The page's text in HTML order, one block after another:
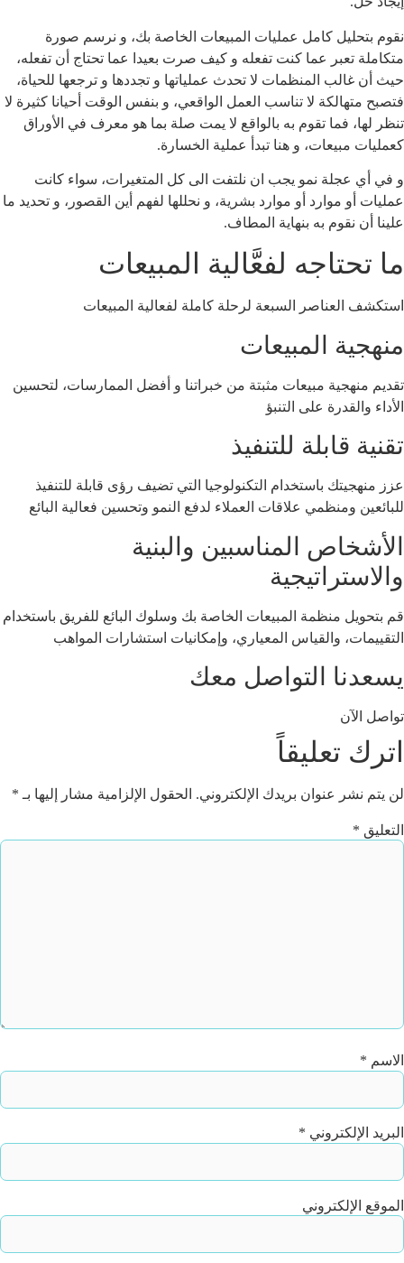
نقوم بتحليل كامل عمليات المبيعات الخاصة بك، و نرسم صورة
متكاملة تعبر عما كنت تفعله و كيف صرت بعيدا عما تحتاج أن تفعله،
حيث أن غالب المنظمات لا تحدث عملياتها و تجددها و ترجعها للحياة،
فتصبح متهالكة لا تناسب العمل الواقعي، و بنفس الوقت أحيانا كثيرة لا
تنظر لها، فما تقوم به بالواقع لا يمت صلة بما هو معرف في الأوراق
كعمليات مبيعات، و هنا تبدأ عملية الخسارة.
و في أي عجلة نمو يجب ان نلتفت الى كل المتغيرات، سواء كانت
عمليات أو موارد أو موارد بشرية، و نحللها لفهم أين القصور، و تحديد ما
علينا أن نقوم به بنهاية المطاف.
ما تحتاجه لفعَّالية المبيعات
استكشف العناصر السبعة لرحلة كاملة لفعالية المبيعات
منهجية المبيعات
تقديم منهجية مبيعات مثبتة من خبراتنا و أفضل الممارسات، لتحسين
الأداء والقدرة على التنبؤ
تقنية قابلة للتنفيذ
عزز منهجيتك باستخدام التكنولوجيا التي تضيف رؤى قابلة للتنفيذ
للبائعين ومنظمي علاقات العملاء لدفع النمو وتحسين فعالية البائع
الأشخاص المناسبين والبنية
والاستراتيجية
قم بتحويل منظمة المبيعات الخاصة بك وسلوك البائع للفريق باستخدام
التقييمات، والقياس المعياري، وإمكانيات استشارات المواهب
يسعدنا التواصل معك
تواصل الآن
اترك تعليقاً
لن يتم نشر عنوان بريدك الإلكتروني. الحقول الإلزامية مشار إليها بـ *
التعليق *
الاسم *
البريد الإلكتروني *
الموقع الإلكتروني